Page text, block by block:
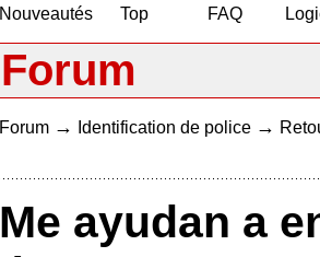
Nouveautés
Top
FAQ
Forum
Forum → Identification de police →
Me ayudan a